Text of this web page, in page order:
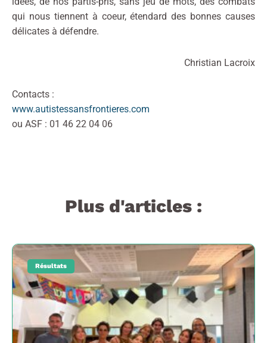
qui nous tiennent à coeur, étendard des bonnes causes
délicates à défendre.
Christian Lacroix
Contacts :
www.autistessansfrontieres.com
ou ASF : 01 46 22 04 06
Plus d'articles :
Résultats